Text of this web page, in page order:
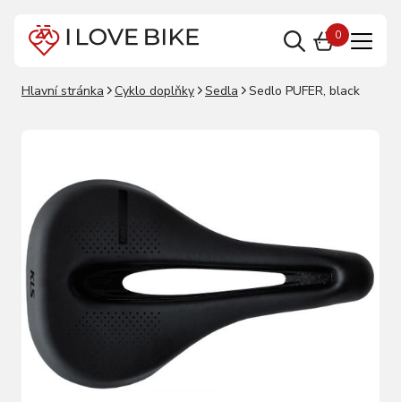
0
Hlavní stránka Cyklo doplňky Sedla Sedlo PUFER, black